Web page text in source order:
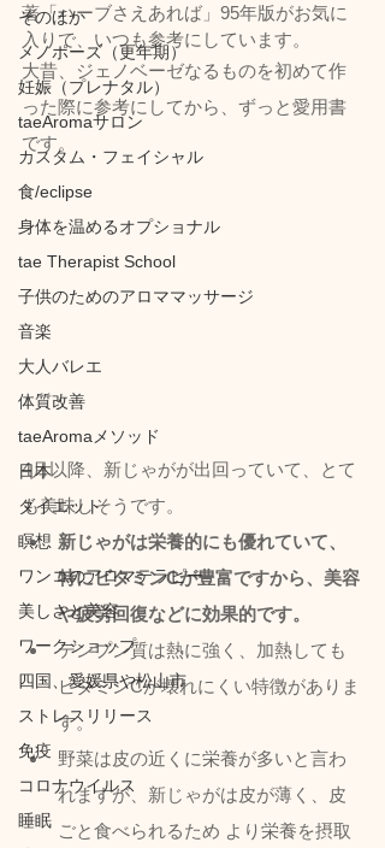
そのほか
メノポーズ（更年期）
妊娠（プレナタル）
taeAromaサロン
カスタム・フェイシャル
食/eclipse
身体を温めるオプショナル
tae Therapist School
子供のためのアロママッサージ
音楽
大人バレエ
体質改善
taeAromaメソッド
日本
ダイエット
瞑想
ワンコのアロマテラピー
美しさと美容
ワークショップ
四国、愛媛県や松山市
ストレスリリース
免疫
コロナウイルス
睡眠
著「ハーブさえあれば」95年版がお気に
入りで、いつも参考にしています。
大昔、ジェノベーゼなるものを初めて作
った際に参考にしてから、ずっと愛用書
です。
4月以降、新じゃがが出回っていて、とて
も美味しそうです。
新じゃがは栄養的にも優れていて、
特にビタミンCが豊富ですから、美容
や疲労回復などに効果的です。
デンプン質は熱に強く、加熱しても
ビタミンCが壊れにくい特徴がありま
す。
野菜は皮の近くに栄養が多いと言わ
れますが、新じゃがは皮が薄く、皮
ごと食べられるため より栄養を摂取